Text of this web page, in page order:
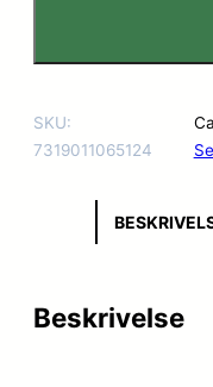
SKU:
7319011065124
Beskrivelse